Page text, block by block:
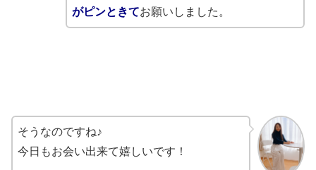
がピンときてお願いしました。
そうなのですね♪
今日もお会い出来て嬉しいです！